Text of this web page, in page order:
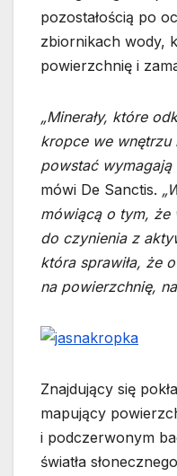
pozostałością po
zbiornikach wody,
powierzchnię i
„Minerały, które
kropce we wnętrzu
powstać wymagają
mówi De Sanctis.
mówiącą o tym, że
do czynienia z
która sprawiła, że
na powierzchnię,
Znajdujący się
mapujący
i podczerwonym
światła